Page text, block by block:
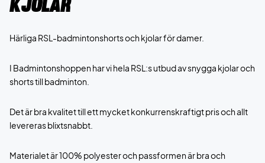
Härliga RSL-badmintonshorts och kjolar för damer.
I Badmintonshoppen har vi hela RSL:s utbud av snygga kjolar och
shorts till badminton.
Det är bra kvalitet till ett mycket konkurrenskraftigt pris och allt
levereras blixtsnabbt.
Materialet är 100% polyester och passformen är bra och